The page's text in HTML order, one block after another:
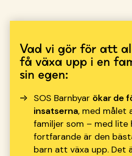
Vad vi gör för att
få växa upp i en
sin egen:
SOS Barnbyar ökar de
insatserna, med målet
familjer som – med lite
fortfarande är den
barn att växa upp. Det